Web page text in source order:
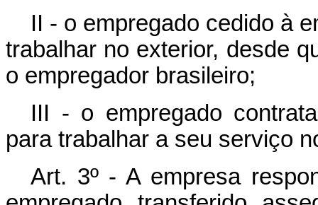
II - o empregado cedido à
trabalhar no exterior, desde
o empregador brasileiro;
III - o empregado
para trabalhar a seu serviço
Art. 3º - A empresa